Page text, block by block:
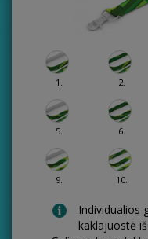
1. 2.
5. 6.
9. 10.
Individualios
kaklajuostė